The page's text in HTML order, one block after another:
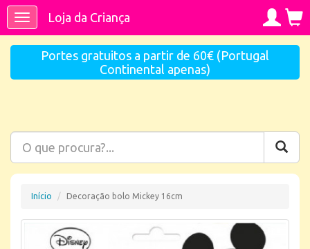
ToggleLoja da Criança
Portes gratuitos a partir de 60€ (Portugal
Continental apenas)
Início Decoração bolo Mickey 16cm